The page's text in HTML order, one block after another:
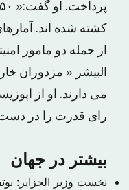
از جمله دو مامور
البیشر « مزدوران
می دارند. او از
رای قدرت را در دست
بیشتر در جهان